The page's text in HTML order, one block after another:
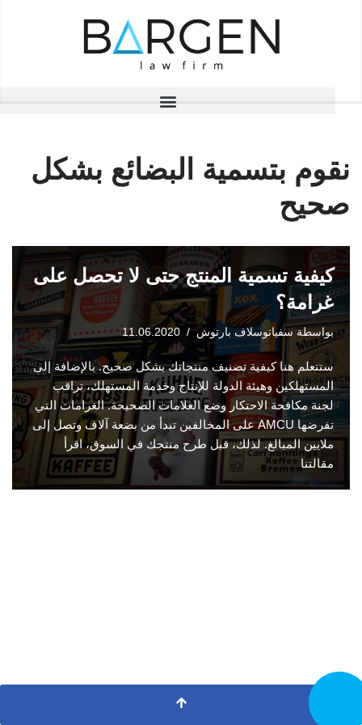
نقوم بتسمية البضائع بشكل
صحيح
كيفية تسمية المنتج حتى لا تحصل على
غرامة؟
بواسطة سفياتوسلاف بارتوش 11.06.2020
ستتعلم هنا كيفية تصنيف منتجاتك بشكل صحيح. بالإضافة إلى
المستهلكين وهيئة الدولة للإنتاج وخدمة المستهلك، تراقب
لجنة مكافحة الاحتكار وضع العلامات الصحيحة. الغرامات التي
تفرضها AMCU على المخالفين تبدأ من بضعة آلاف وتصل إلى
ملايين المبالغ. لذلك، قبل طرح منتجك في السوق، اقرأ
مقالتنا